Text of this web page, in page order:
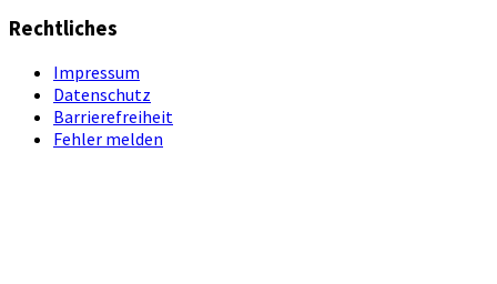
Rechtliches
Impressum
Datenschutz
Barrierefreiheit
Fehler melden